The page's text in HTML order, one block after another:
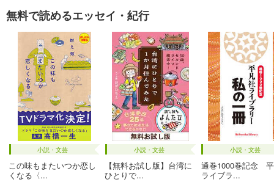
無料で読めるエッセイ・紀行
小説・文芸
この味もまたいつか恋し
くなる〈...
小説・文芸
【無料お試し版】台湾に
ひとりで...
小説・文芸
通巻1000巻記念
ライブラ...